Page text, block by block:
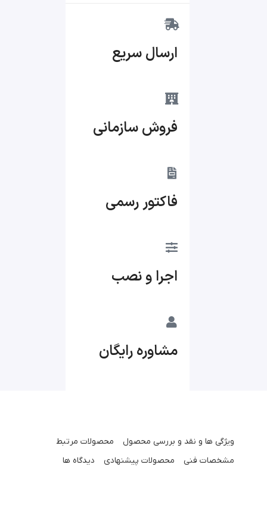
ارسال سریع
فروش سازمانی
فاکتور رسمی
اجرا و نصب
مشاوره رایگان
ویژگی ها و نقد و بررسی محصول
محصولات مرتبط
مشخصات فنی
محصولات پیشنهادی دیدگاه ها